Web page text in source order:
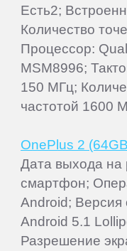
Есть2;
Количество
Процессор:
MSM8996;
150 МГц;
частотой 1600
OnePlus 2
Дата выхода на
смартфон;
Android;
Android 5.1
Разрешение